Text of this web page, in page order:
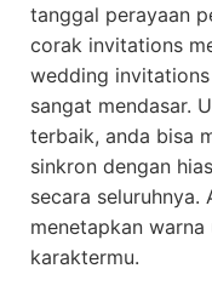
tanggal perayaan
corak invitations
wedding
sangat mendasar.
terbaik, anda bisa
sinkron dengan
secara seluruhnya.
menetapkan
karaktermu.